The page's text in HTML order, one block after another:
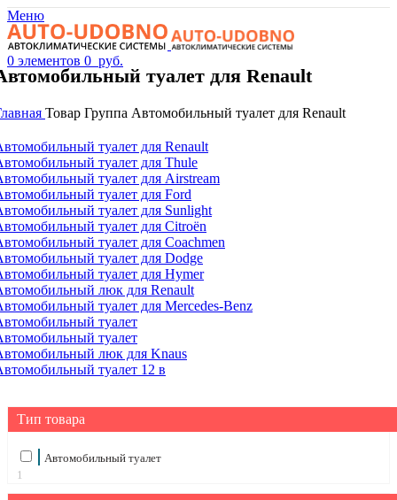
Меню
0 элементов 0 руб.
туалет для Renault
Товар Группа Автомобильный туалет для Renault
туалет для Renault
туалет для Thule
туалет для Airstream
туалет для Ford
туалет для Sunlight
туалет для Citroën
туалет для Coachmen
туалет для Dodge
туалет для Hymer
люк для Renault
туалет для Mercedes-Benz
туалет
туалет
люк для Knaus
туалет 12 в
Тип товара
Автомобильный туалет
1